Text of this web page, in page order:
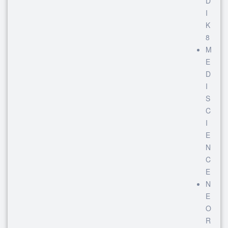
I
K
8
M
E
D
I
S
C
I
E
N
C
E
N
E
O
R